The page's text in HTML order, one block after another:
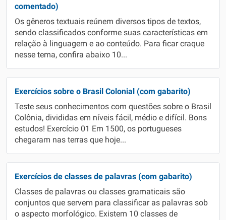
comentado)
Os gêneros textuais reúnem diversos tipos de textos,
sendo classificados conforme suas características em
relação à linguagem e ao conteúdo. Para ficar craque
nesse tema, confira abaixo 10...
Exercícios sobre o Brasil Colonial (com gabarito)
Teste seus conhecimentos com questões sobre o Brasil
Colônia, divididas em níveis fácil, médio e difícil. Bons
estudos! Exercício 01 Em 1500, os portugueses
chegaram nas terras que hoje...
Exercícios de classes de palavras (com gabarito)
Classes de palavras ou classes gramaticais são
conjuntos que servem para classificar as palavras sob
o aspecto morfológico. Existem 10 classes de